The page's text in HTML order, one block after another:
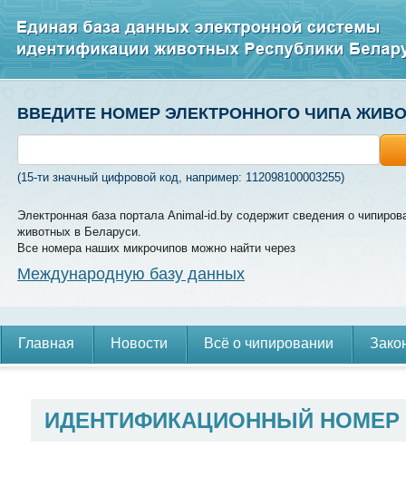
ВВЕДИТЕ НОМЕР ЭЛЕКТРОННОГО ЧИПА
(15-ти значный цифровой код, например: 112098100003255)
Электронная база портала Animal-id.by содержит сведения о
животных в Беларуси.
Все номера наших микрочипов можно найти через
Международную базу данных
Главная Новости Всё о чипировании
ИДЕНТИФИКАЦИОННЫЙ